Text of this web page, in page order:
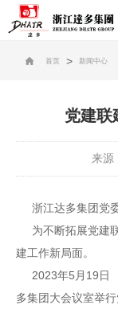
首页 > 新闻中心
党建联
来源
浙江达多集团党
为不断拓展党建
建工作新局面。
2023年5月19日
多集团大会议室举